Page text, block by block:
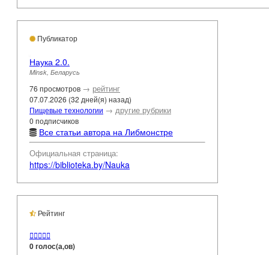
Публикатор
Наука 2.0.
Minsk, Беларусь
76 просмотров → рейтинг
07.07.2026 (32 дней(я) назад)
Пищевые технологии → другие рубрики
0 подписчиков
Все статьи автора на Либмонстре
Официальная страница:
https://biblioteka.by/Nauka
Рейтинг

0 голос(а,ов)